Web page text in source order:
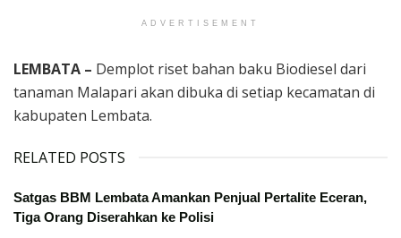
ADVERTISEMENT
LEMBATA – Demplot riset bahan baku Biodiesel dari
tanaman Malapari akan dibuka di setiap kecamatan di
kabupaten Lembata.
RELATED POSTS
Satgas BBM Lembata Amankan Penjual Pertalite Eceran,
Tiga Orang Diserahkan ke Polisi